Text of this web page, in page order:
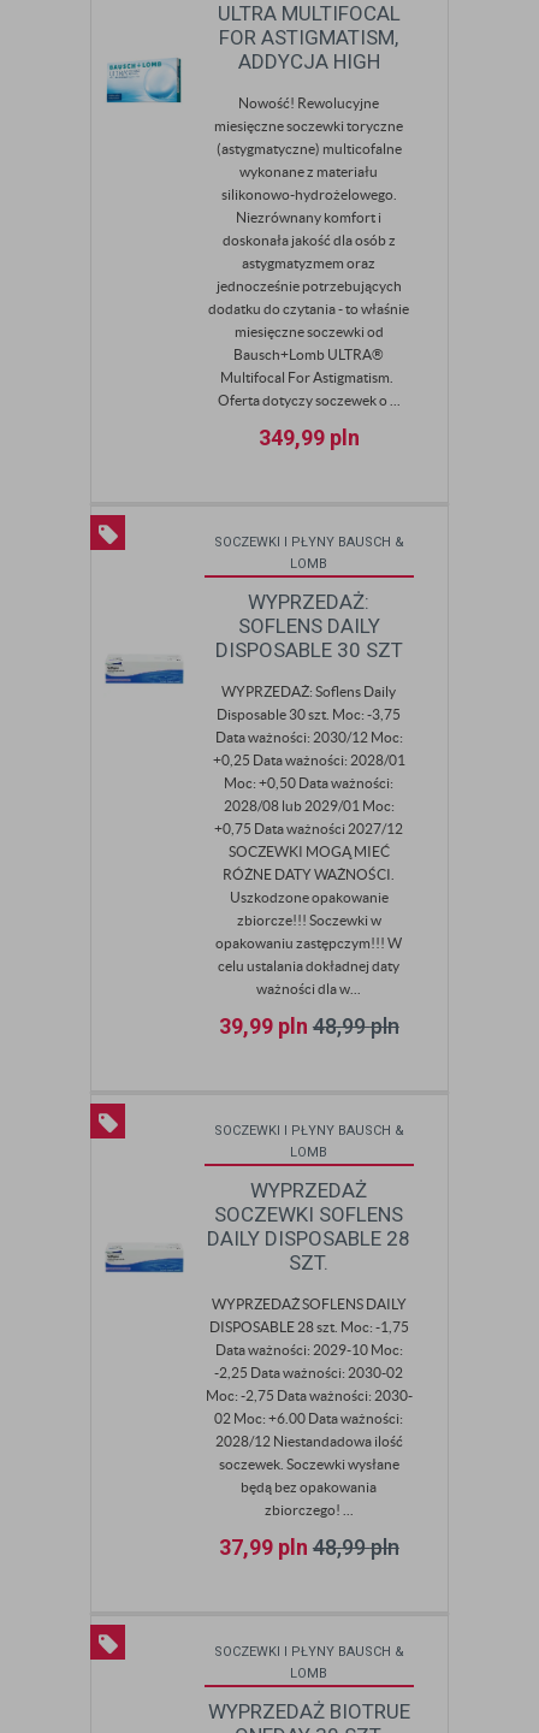
ULTRA MULTIFOCAL
FOR ASTIGMATISM,
ADDYCJA HIGH
Nowość! Rewolucyjne
miesięczne soczewki toryczne
(astygmatyczne) multicofalne
wykonane z materiału
silikonowo-hydrożelowego.
Niezrównany komfort i
doskonała jakość dla osób z
astygmatyzmem oraz
jednocześnie potrzebujących
dodatku do czytania - to właśnie
miesięczne soczewki od
Bausch+Lomb ULTRA®
Multifocal For Astigmatism.
Oferta dotyczy soczewek o ...
349,99 pln
SOCZEWKI I PŁYNY BAUSCH &
LOMB
WYPRZEDAŻ:
SOFLENS DAILY
DISPOSABLE 30 SZT
WYPRZEDAŻ: Soflens Daily
Disposable 30 szt. Moc: -3,75
Data ważności: 2030/12 Moc:
+0,25 Data ważności: 2028/01
Moc: +0,50 Data ważności:
2028/08 lub 2029/01 Moc:
+0,75 Data ważności 2027/12
SOCZEWKI MOGĄ MIEĆ
RÓŻNE DATY WAŻNOŚCI.
Uszkodzone opakowanie
zbiorcze!!! Soczewki w
opakowaniu zastępczym!!! W
celu ustalania dokładnej daty
ważności dla w...
39,99 pln 48,99pln
SOCZEWKI I PŁYNY BAUSCH &
LOMB
WYPRZEDAŻ
SOCZEWKI SOFLENS
DAILY DISPOSABLE 28
SZT.
WYPRZEDAŻ SOFLENS DAILY
DISPOSABLE 28 szt. Moc: -1,75
Data ważności: 2029-10 Moc:
-2,25 Data ważności: 2030-02
Moc: -2,75 Data ważności: 2030-
02 Moc: +6.00 Data ważności:
2028/12 Niestandadowa ilość
soczewek. Soczewki wysłane
będą bez opakowania
zbiorczego! ...
37,99 pln 48,99pln
SOCZEWKI I PŁYNY BAUSCH &
LOMB
WYPRZEDAŻ BIOTRUE